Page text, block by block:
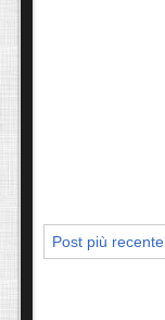
Post più recente